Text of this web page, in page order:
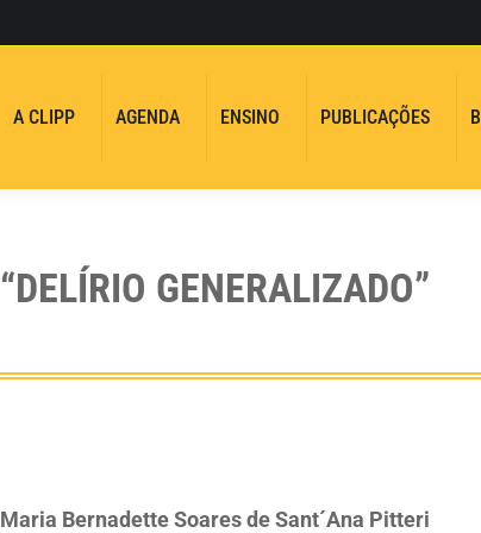
A CLIPP AGENDA ENSINO PUBLICAÇÕES
“DELÍRIO GENERALIZADO”
Maria Bernadette Soares de Sant´Ana Pitteri